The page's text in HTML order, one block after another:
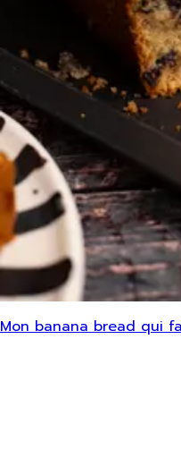
Mon banana bread qui